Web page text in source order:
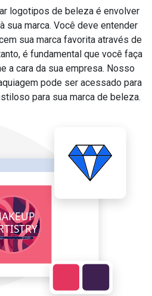
logotipos de beleza é envolver
sua marca. Você deve entender
sua marca favorita através de
é fundamental que você faça
a cara da sua empresa. Nosso
pode ser acessado para
para sua marca de beleza.